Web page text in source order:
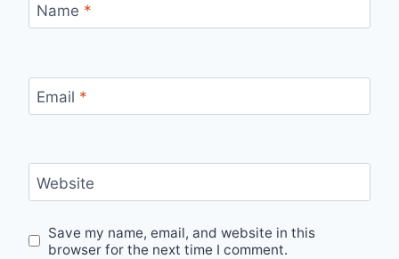
Name *
Email *
Website
Save my name, email, and website in this
browser for the next time I comment.